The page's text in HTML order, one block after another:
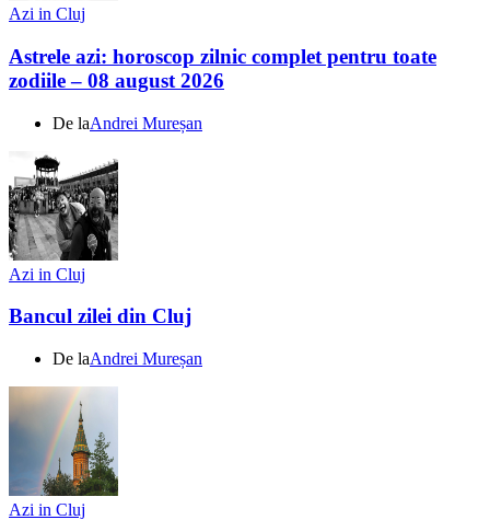
Azi in Cluj
Astrele azi: horoscop zilnic complet pentru toate
zodiile – 08 august 2026
De laAndrei Mureșan
Azi in Cluj
Bancul zilei din Cluj
De laAndrei Mureșan
Azi in Cluj